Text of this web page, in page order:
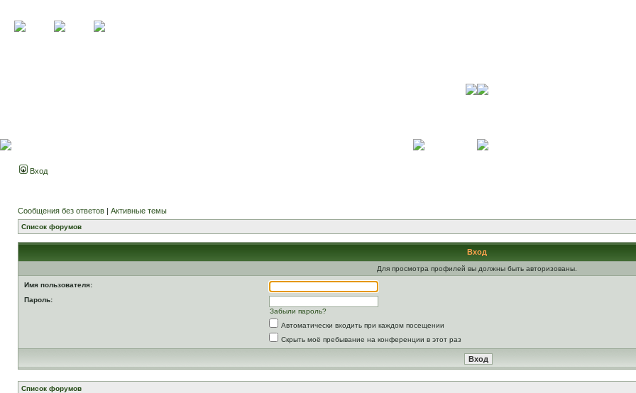
Вход
Сообщения без ответов | Активные темы
Список форумов
Вход
Для просмотра профилей вы должны быть авторизованы.
Имя пользователя:
Пароль:
Забыли пароль?
Автоматически входить при каждом посещении
Скрыть моё пребывание на конференции в этот раз
Список форумов